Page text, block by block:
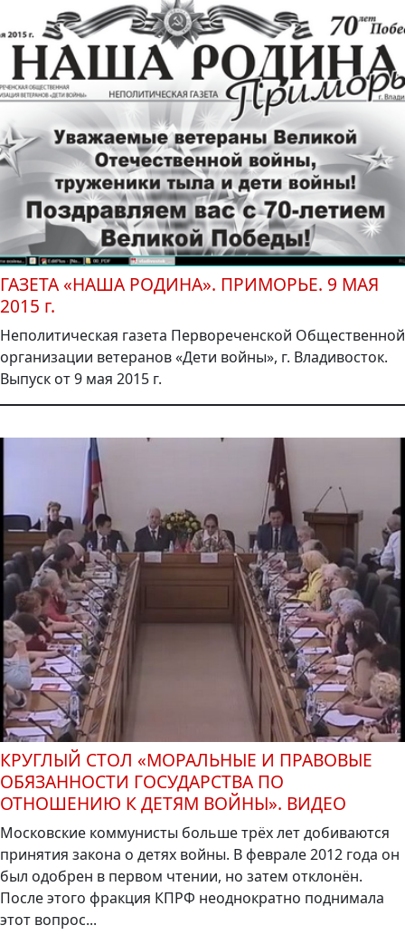
ГАЗЕТА «НАША РОДИНА». ПРИМОРЬЕ. 9 МАЯ
2015 г.
Неполитическая газета Первореченской Общественной
организации ветеранов «Дети войны», г. Владивосток.
Выпуск от 9 мая 2015 г.
КРУГЛЫЙ СТОЛ «МОРАЛЬНЫЕ И ПРАВОВЫЕ
ОБЯЗАННОСТИ ГОСУДАРСТВА ПО
ОТНОШЕНИЮ К ДЕТЯМ ВОЙНЫ». ВИДЕО
Московские коммунисты больше трёх лет добиваются
принятия закона о детях войны. В феврале 2012 года он
был одобрен в первом чтении, но затем отклонён.
После этого фракция КПРФ неоднократно поднимала
этот вопрос...